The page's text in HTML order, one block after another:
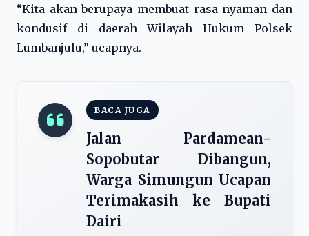
“Kita akan berupaya membuat rasa nyaman dan
kondusif di daerah Wilayah Hukum Polsek
Lumbanjulu,” ucapnya.
BACA JUGA
Jalan Pardamean-
Sopobutar Dibangun,
Warga Simungun Ucapan
Terimakasih ke Bupati
Dairi